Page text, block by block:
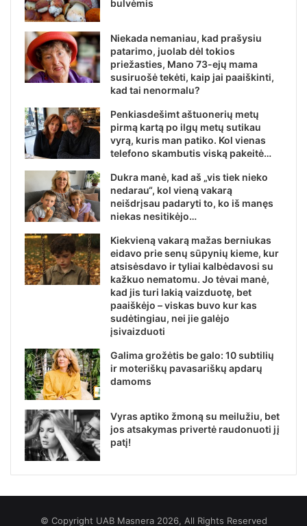
bulvėmis
Niekada nemaniau, kad prašysiu
patarimo, juolab dėl tokios
priežasties, Mano 73-ejų mama
susiruošė tekėti, kaip jai paaiškinti,
kad tai nenormalu?
Penkiasdešimt aštuonerių metų
pirmą kartą po ilgų metų sutikau
vyrą, kuris man patiko. Kol vienas
telefono skambutis viską pakeitė…
Dukra manė, kad aš „vis tiek nieko
nedarau“, kol vieną vakarą
neišdrįsau padaryti to, ko iš manęs
niekas nesitikėjo…
Kiekvieną vakarą mažas berniukas
eidavo prie senų sūpynių kieme, kur
atsisėsdavo ir tyliai kalbėdavosi su
kažkuo nematomu. Jo tėvai manė,
kad jis turi lakią vaizduotę, bet
paaiškėjo – viskas buvo kur kas
sudėtingiau, nei jie galėjo
įsivaizduoti
Galima grožėtis be galo: 10 subtilių
ir moteriškų pavasariškų apdarų
damoms
Vyras aptiko žmoną su meilužiu, bet
jos atsakymas privertė raudonuoti jį
patį!
© Copyright UAB Masnera 2026, All Rights Reserved